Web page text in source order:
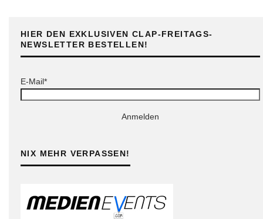
HIER DEN EXKLUSIVEN CLAP-FREITAGS-
NEWSLETTER BESTELLEN!
E-Mail*
Anmelden
NIX MEHR VERPASSEN!